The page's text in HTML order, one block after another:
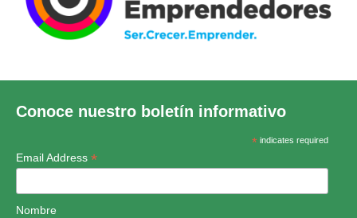
Conoce nuestro boletín informativo
*indicates required
Email Address *
Nombre